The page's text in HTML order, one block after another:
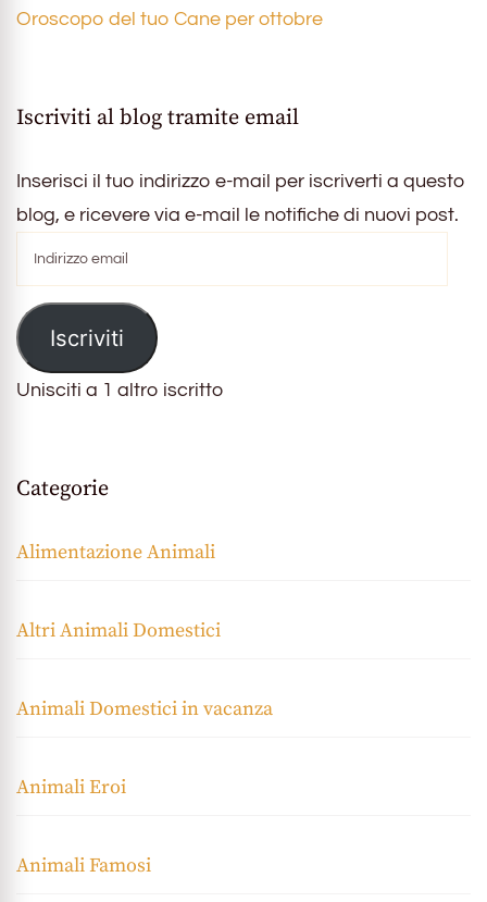
Oroscopo del tuo Cane per ottobre
Iscriviti al blog tramite email
Inserisci il tuo indirizzo e-mail per iscriverti a questo
blog, e ricevere via e-mail le notifiche di nuovi post.
email
Iscriviti
Unisciti a 1 altro iscritto
Categorie
Alimentazione Animali
Altri Animali Domestici
Animali Domestici in vacanza
Animali Eroi
Animali Famosi